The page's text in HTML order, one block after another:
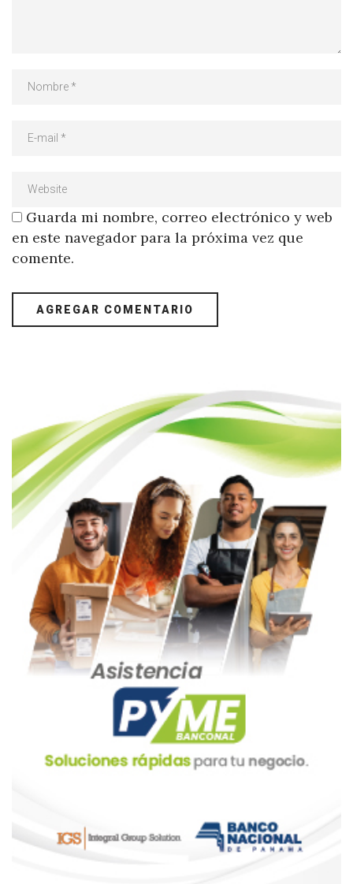
Guarda mi nombre, correo electrónico y web
en este navegador para la próxima vez que
comente.